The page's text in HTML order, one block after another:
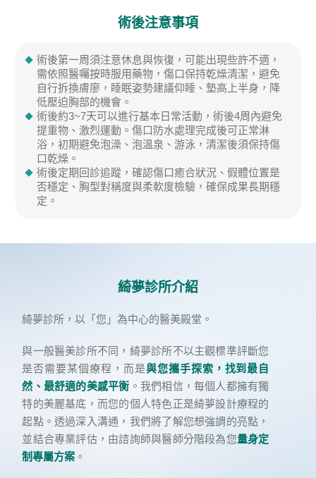
術後注意事項
術後第一周須注意休息與恢復，可能出現些許不適，
需依照醫囑按時服用藥物，傷口保持乾燥清潔，避免
自行拆換膚廖，睡眠姿勢建議仰睡、墊高上半身，降
低壓迫胸部的機會。
術後約3~7天可以進行基本日常活動，術後4周內避免
提重物、激烈運動。傷口防水處理完成後可正常淋
浴，初期避免泡澡、泡溫泉、游泳，清潔後須保持傷
口乾燥。
術後定期回診追蹤，確認傷口癒合狀況、假體位置是
否穩定、胸型對稱度與柔軟度檢驗，確保成果長期穩
定。
綺夢診所介紹
綺夢診所，以「您」為中心的醫美殿堂。
與一般醫美診所不同，綺夢診所不以主觀標準評斷您
是否需要某個療程，而是與您攜手探索，找到最自
然、最舒適的美感平衡 。我們相信，每個人都擁有獨
特的美麗基底，而您的個人特色正是綺夢設計療程的
起點。透過深入溝通，我們將了解您想強調的亮點，
並結合專業評估，由諮詢師與醫師分階段為您量身定
制專屬方案 。